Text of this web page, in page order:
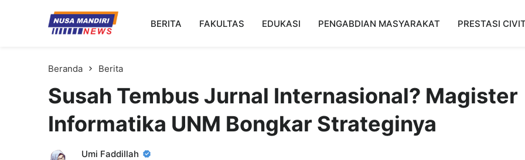
Kampus Digital Bisnis
Universitas Nusa Mandiri
BERITA FAKULTAS EDUKASI PENGABDIAN MASYARAKAT PRESTASI
Beranda Berita
Susah Tembus Jurnal Internasional? Magister
Informatika UNM Bongkar Strateginya
Umi Faddillah